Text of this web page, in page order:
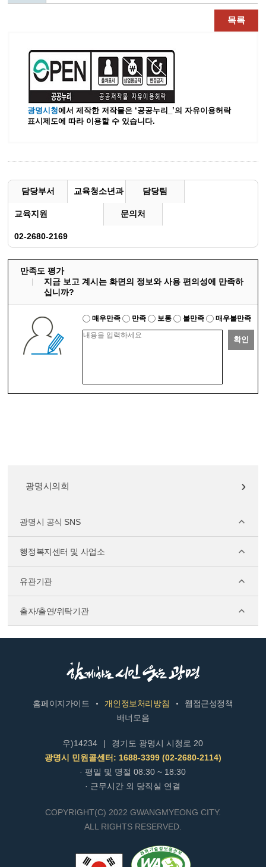
목록
광명시청에서 제작한 저작물은 ‘공공누리_’의 자유이용허락
표시제도에 따라 이용할 수 있습니다.
담당부서 교육청소년과 담당팀
교육지원 문의처
02-2680-2169
만족도 평가
지금 보고 계시는 화면의 정보와 사용 편의성에 만족하
십니까?
매우만족 만족 보통 불만족 매우불만족
확인
광명시의회
광명시 공식 SNS
행정복지센터 및 사업소
유관기관
출자/출연/위탁기관
홈페이지가이드 개인정보처리방침
웹접근성정책
배너모음
우)14234 |
경기도 광명시 시청로 20
광명시 민원콜센터: 1688-3399 (02-2680-2114)
· 평일 및 명절 08:30 ~ 18:30
· 근무시간 외 당직실 연결
COPYRIGHT(C) 2022 GWANGMYEONG CITY.
ALL RIGHTS RESERVED.